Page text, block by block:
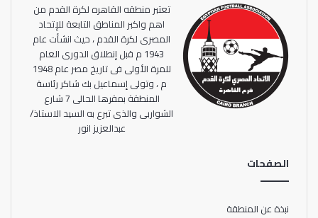
تعتبر منطقه القاهره لكرة القدم من
اهم واكبر المناطق التابعة للإتحاد
المصرى لكرة القدم ، حيث انشأت عام
1943 م قبل إنطلاق الدورى العام
للمرة الأولى فى تاريخ مصر عام 1948
م ، وتولى إسماعيل بك شاكر رئاسة
المنطقة بمقرها الحالى 7 شارع
الشواربى والذى تبرع به السيد الاستاذ/
عبدالعزيز انور
الصفحات
نبذة عن المنطقة